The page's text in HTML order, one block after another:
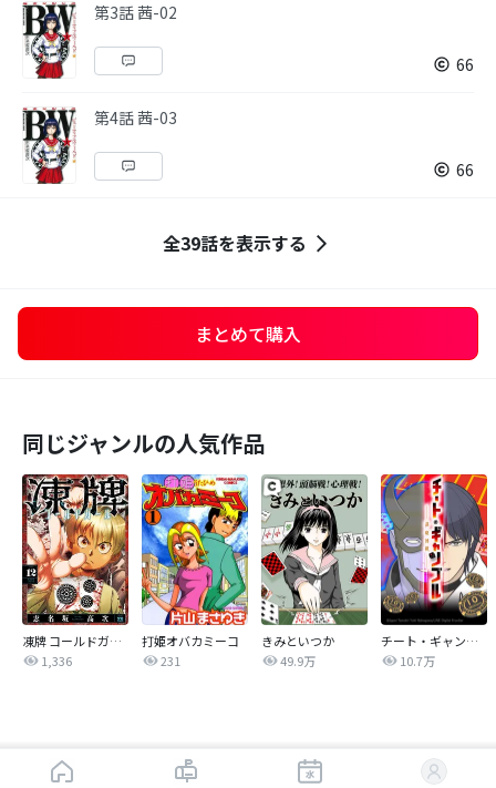
第3話 茜-02
66
第4話 茜-03
66
全39話を表示する
まとめて購入
同じジャンルの人気作品
凍牌 コールドガール
1,336
打姫オバカミーコ
231
きみといつか
49.9万
チート・ギャンブルー謀略博戯ー
10.7万